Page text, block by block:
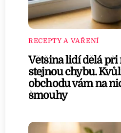
RECEPTY A VAŘENÍ
Většina lidí dělá
stejnou chybu.
obchodu vám na
šmouhy